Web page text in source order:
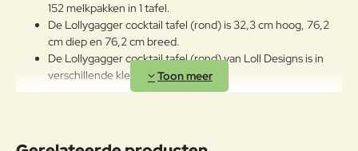
152 melkpakken in 1 tafel.
De Lollygagger cocktail tafel (rond) is 32,3 cm hoog, 76,2
cm diep en 76,2 cm breed.
De Lollygagger cocktail tafel (rond) van Loll Designs is in
verschillende kleuren verkrijgbaar.